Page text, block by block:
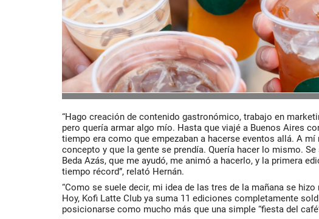
“Hago creación de contenido gastronómico, trabajo en
pero quería armar algo mío. Hasta que viajé a Buenos Aires
tiempo era como que empezaban a hacerse eventos allá. A
concepto y que la gente se prendía. Quería hacer lo mismo.
Beda Azás, que me ayudó, me animó a hacerlo, y la primera
tiempo récord”, relató Hernán.
“Como se suele decir, mi idea de las tres de la mañana se hizo
Hoy, Kofi Latte Club ya suma 11 ediciones completamente
posicionarse como mucho más que una simple “fiesta del